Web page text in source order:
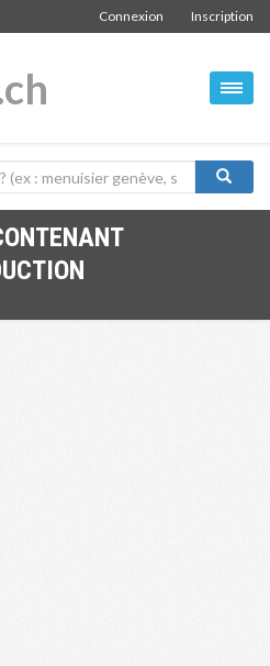
Inscription
Connexion